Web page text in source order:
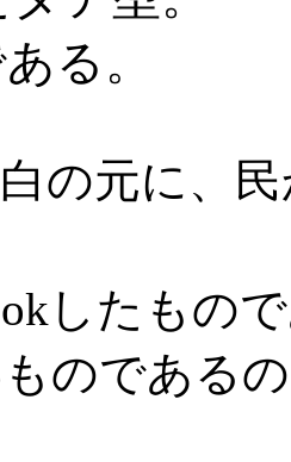
る。
の元に、
したもの
のである